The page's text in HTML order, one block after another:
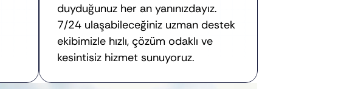
duyduğunuz her an yanınızdayız.
7/24 ulaşabileceğiniz uzman destek
ekibimizle hızlı, çözüm odaklı ve
kesintisiz hizmet sunuyoruz.